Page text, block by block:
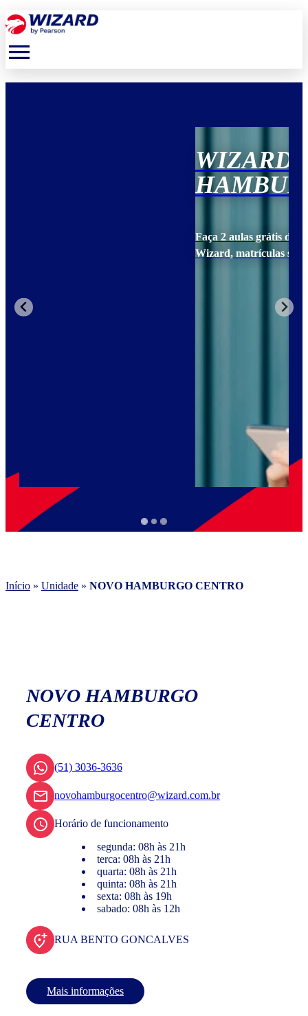
menu
HAMBURGO CENTRO
Faça 2 aulas grátis de inglês para conhecer a metodologia
Início » Unidade » NOVO HAMBURGO CENTRO
NOVO HAMBURGO
CENTRO
(51) 3036-3636
novohamburgocentro@wizard.com.br
Horário de funcionamento
segunda: 08h às 21h
terca: 08h às 21h
quarta: 08h às 21h
quinta: 08h às 21h
sexta: 08h às 19h
sabado: 08h às 12h
RUA BENTO GONCALVES
Mais informações